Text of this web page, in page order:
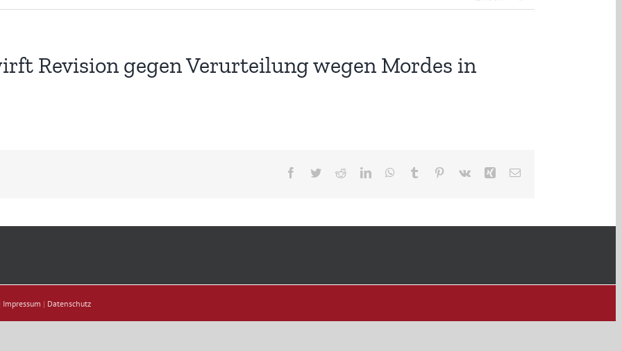
Revision gegen Verurteilung wegen Mordes in
Facebook
TwitterRedditLinkedInWhatsApp
Tumblr Pinterest
Vk Xing E-
Impressum | Datenschutz